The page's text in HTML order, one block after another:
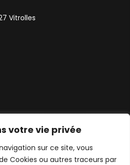
votre vie privée
sur ce site, vous
Cookies ou autres traceurs par
Vitrolles